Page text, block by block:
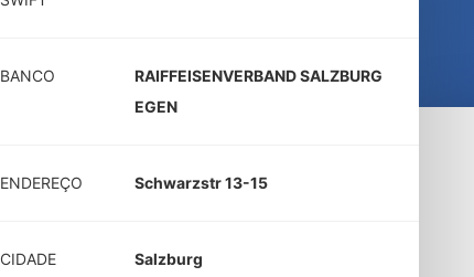
BANCO
RAIFFEISENVERBAND SALZBURG
EGEN
ENDEREÇO Schwarzstr 13-15
CIDADE Salzburg